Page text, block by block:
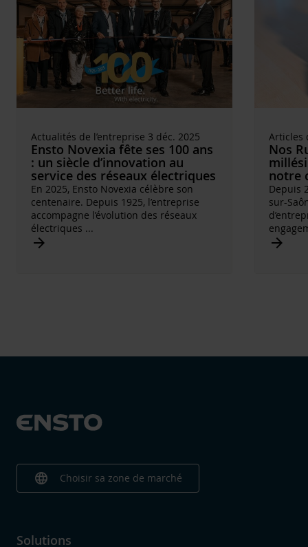
Actualités de l’entreprise 3 déc. 2025
Ensto Novexia fête ses 100 ans
: un siècle d’innovation au
service des réseaux électriques
En 2025, Ensto Novexia célèbre son
centenaire. Depuis 1925, l’entreprise
accompagne l’évolution des réseaux
électriques ...
Arrow_forward
Articles
Nos
notre
Depuis
sur-
Arrow_forward
language Choisir sa zone de marché
Solutions